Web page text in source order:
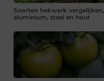
Soorten hekwerk vergelijken,
aluminium, staal en hout